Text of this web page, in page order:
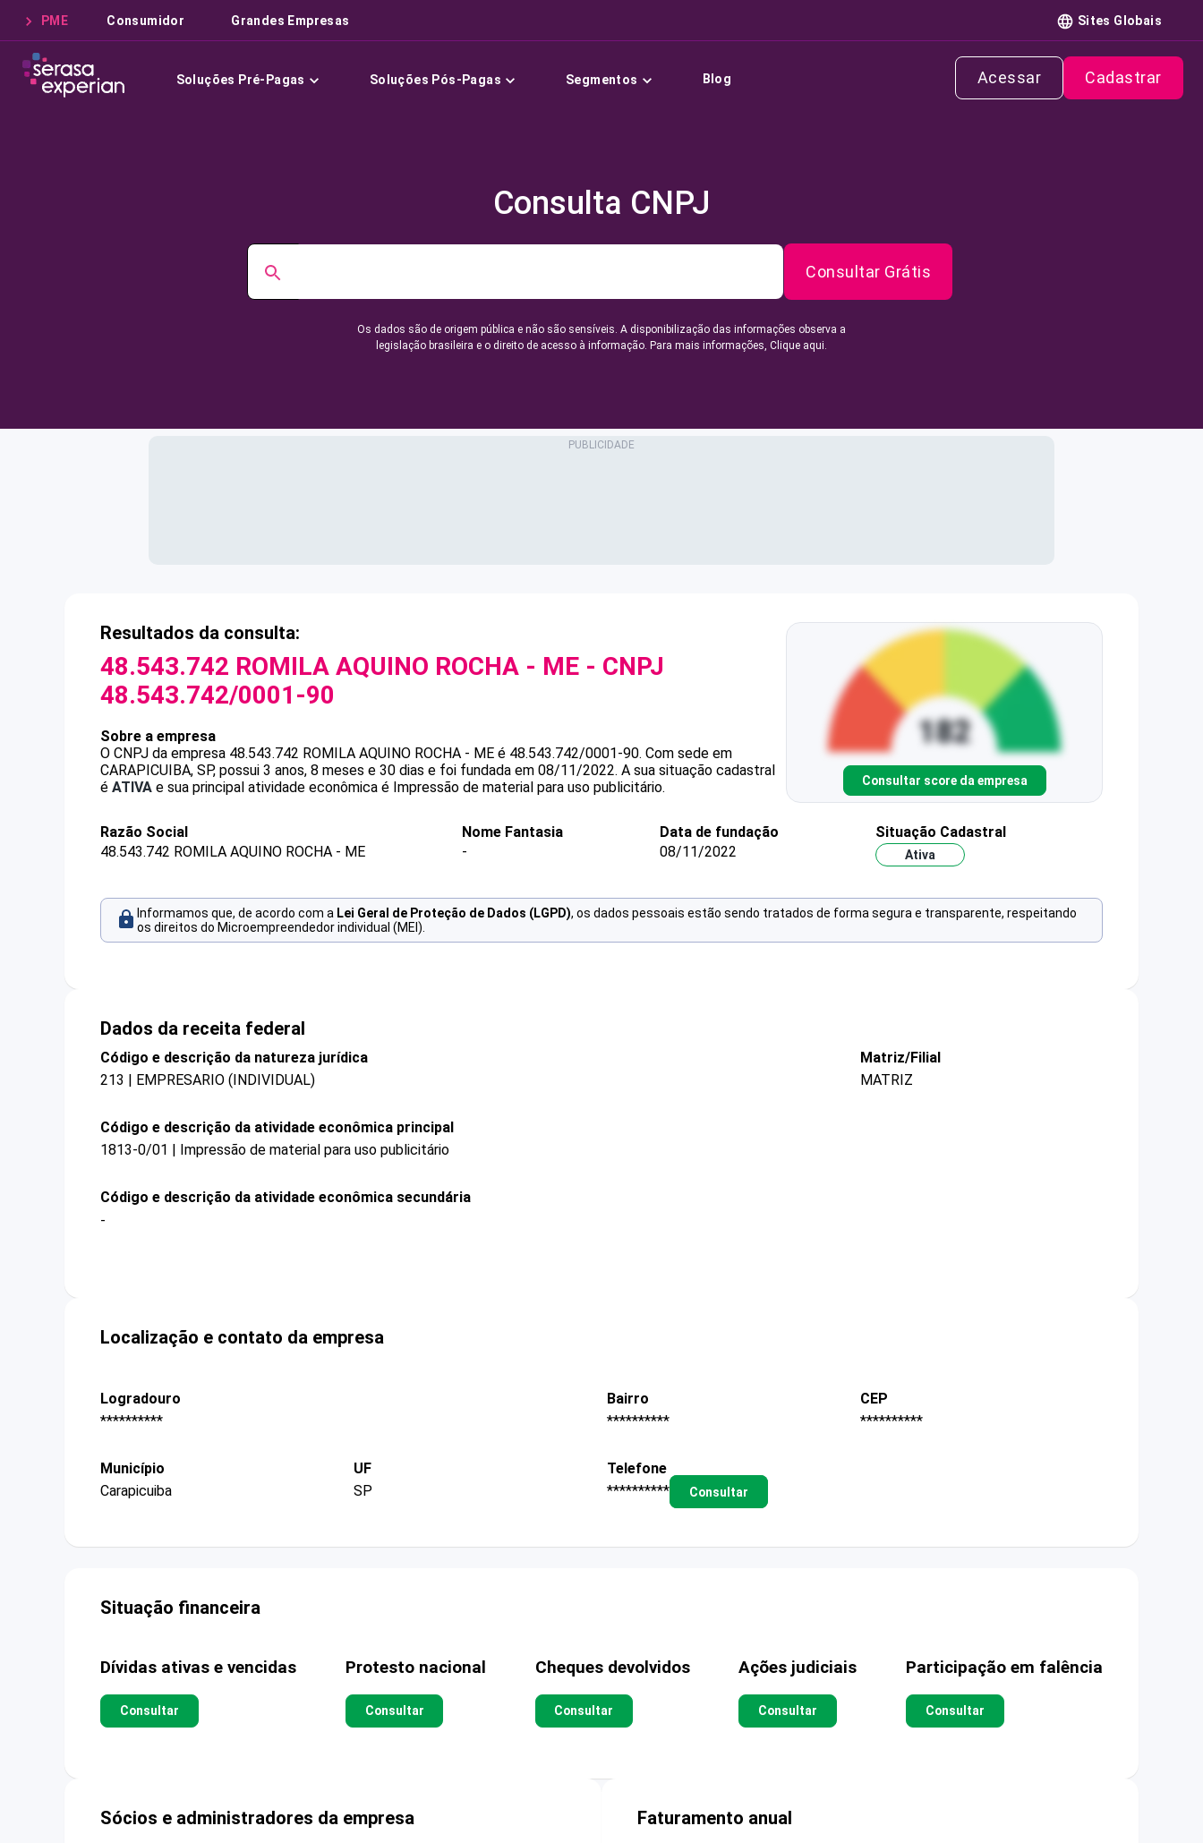
PME Consumidor Grandes Empresas Sites Globais
Soluções Pré-Pagas Soluções Pós-Pagas Segmentos Blog Acessar Cadastrar
Consulta CNPJ
Consultar Grátis
Os dados são de origem pública e não são sensíveis. A disponibilização das informações observa a
legislação brasileira e o direito de acesso à informação. Para mais informações, Clique aqui.
Resultados da consulta:
48.543.742 ROMILA AQUINO ROCHA - ME - CNPJ
48.543.742/0001-90
Sobre a empresa
O CNPJ da empresa 48.543.742 ROMILA AQUINO ROCHA - ME é 48.543.742/0001-90. Com sede em
CARAPICUIBA, SP, possui 3 anos, 8 meses e 30 dias e foi fundada em 08/11/2022. A sua situação cadastral
é ATIVA e sua principal atividade econômica é Impressão de material para uso publicitário. Consultar score da empresa
Razão Social
48.543.742 ROMILA AQUINO ROCHA - ME
Nome Fantasia
-
Data de fundação
08/11/2022
Situação Cadastral
Ativa
Informamos que, de acordo com a Lei Geral de Proteção de Dados (LGPD), os dados pessoais estão sendo tratados de forma segura e transparente, respeitando
os direitos do Microempreendedor individual (MEI).
Dados da receita federal
Código e descrição da natureza jurídica
213 | EMPRESARIO (INDIVIDUAL)
Matriz/Filial
MATRIZ
Código e descrição da atividade econômica principal
1813-0/01 | Impressão de material para uso publicitário
Código e descrição da atividade econômica secundária
-
Localização e contato da empresa
Logradouro
**********
Bairro
**********
CEP
**********
Município
Carapicuiba
UF
SP
Telefone
**********
Consultar
Situação financeira
Dívidas ativas e vencidas
Consultar
Protesto nacional
Consultar
Cheques devolvidos
Consultar
Ações judiciais
Consultar
Participação em falência
Consultar
Sócios e administradores da empresa Faturamento anual